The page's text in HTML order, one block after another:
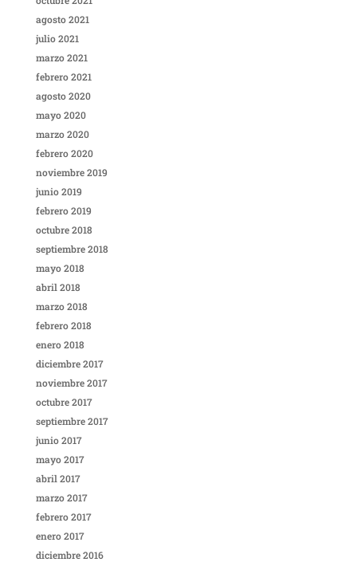
agosto 2021
julio 2021
marzo 2021
febrero 2021
agosto 2020
mayo 2020
marzo 2020
febrero 2020
noviembre 2019
junio 2019
febrero 2019
octubre 2018
septiembre 2018
mayo 2018
abril 2018
marzo 2018
febrero 2018
enero 2018
diciembre 2017
noviembre 2017
octubre 2017
septiembre 2017
junio 2017
mayo 2017
abril 2017
marzo 2017
febrero 2017
enero 2017
diciembre 2016